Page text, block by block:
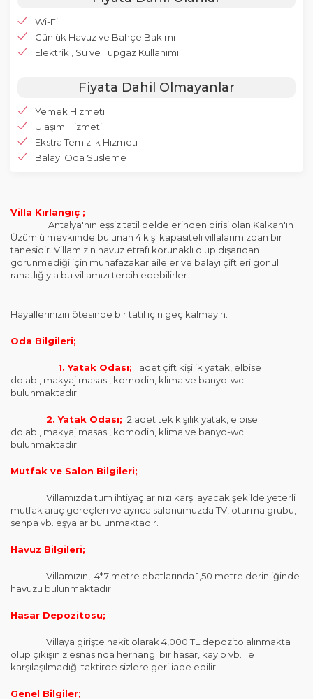
Wi-Fi
Günlük Havuz ve Bahçe Bakımı
Elektrik , Su ve Tüpgaz Kullanımı
Fiyata Dahil Olmayanlar
Yemek Hizmeti
Ulaşım Hizmeti
Ekstra Temizlik Hizmeti
Balayı Oda Süsleme
Villa Kırlangıç ;
Antalya'nın eşsiz tatil beldelerinden birisi olan Kalkan'ın
Üzümlü mevkiinde bulunan 4 kişi kapasiteli villalarımızdan bir
tanesidir. Villamızın havuz etrafı korunaklı olup dışarıdan
görünmediği için muhafazakar aileler ve balayı çiftleri gönül
rahatlığıyla bu villamızı tercih edebilirler.
Hayallerinizin ötesinde bir tatil için geç kalmayın.
Oda Bilgileri;
1. Yatak Odası; 1 adet çift kişilik yatak, elbise
dolabı, makyaj masası, komodin, klima ve banyo-wc
bulunmaktadır.
2. Yatak Odası; 2 adet tek kişilik yatak, elbise
dolabı, makyaj masası, komodin, klima ve banyo-wc
bulunmaktadır.
Mutfak ve Salon Bilgileri;
Villamızda tüm ihtiyaçlarınızı karşılayacak şekilde yeterli
mutfak araç gereçleri ve ayrıca salonumuzda TV, oturma grubu,
sehpa vb. eşyalar bulunmaktadır.
Havuz Bilgileri;
Villamızın, 4*7 metre ebatlarında 1,50 metre derinliğinde
havuzu bulunmaktadır.
Hasar Depozitosu;
Villaya girişte nakit olarak 4,000 TL depozito alınmakta
olup çıkışınız esnasında herhangi bir hasar, kayıp vb. ile
karşılaşılmadığı taktirde sizlere geri iade edilir.
Genel Bilgiler;